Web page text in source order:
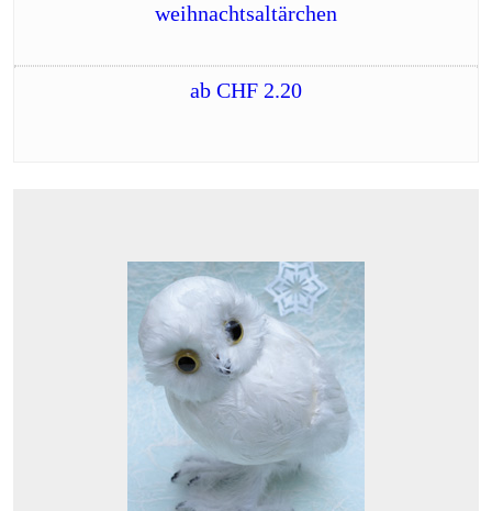
weihnachtsaltärchen
ab CHF 2.20